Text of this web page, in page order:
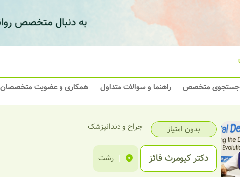
جستجوی متخصص راهنما و سوالات متداول همکاری و عضویت متخصصان
بدون امتیاز جراح و دندانپزشک
دکتر کیومرث فائز | رشت